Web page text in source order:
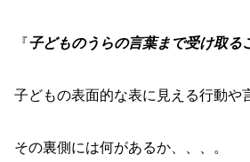
『子どものうらの言葉まで受け取る
子どもの表面的な表に見える行動や
その裏側には何があるか、、、。